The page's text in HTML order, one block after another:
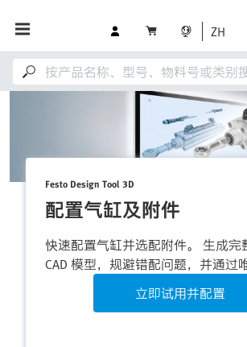
ZH
Festo Design Tool 3D
配置气缸及附件
快速配置气缸并选配附件。 生成完
CAD 模型，规避错配问题，并通过
完成整套解决方案的订购。
立即试用并配置